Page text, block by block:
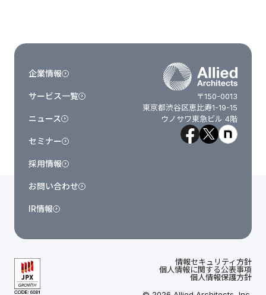
〒150-0013
東京都渋谷区恵比寿1-19-15
ウノサワ東急ビル 4階
企業情報
サービス一覧
ニュース
セミナー
採用情報
お問い合わせ
IR情報
情報セキュリティ方針
個人情報に関する公表事項
個人情報保護方針